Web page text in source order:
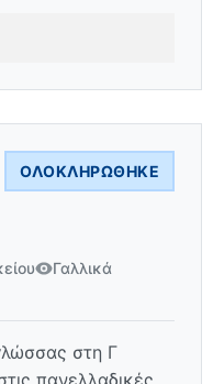
ΟΛΟΚΛΗΡΏΘΗΚΕ
Γαλλικά
στη Γ
πανελλαδικές